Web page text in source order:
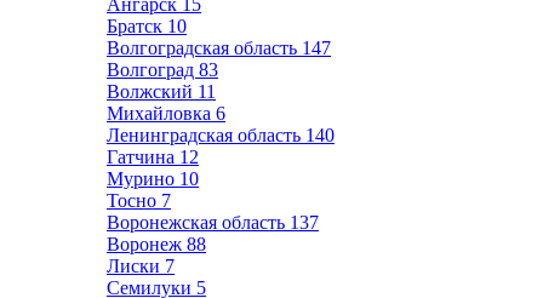
Ангарск 15
Братск 10
Волгоградская область 147
Волгоград 83
Волжский 11
Михайловка 6
Ленинградская область 140
Гатчина 12
Мурино 10
Тосно 7
Воронежская область 137
Воронеж 88
Лиски 7
Семилуки 5